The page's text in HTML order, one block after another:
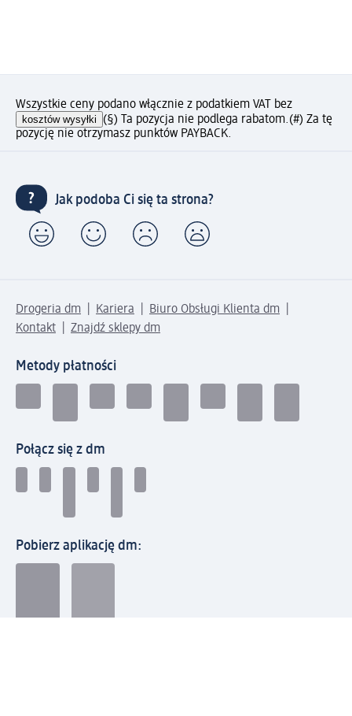
Wszystkie ceny podano włącznie z podatkiem VAT bez
kosztów wysyłki (§) Ta pozycja nie podlega rabatom.(#) Za tę
pozycję nie otrzymasz punktów PAYBACK.
Jak podoba Ci się ta strona?
Drogeria dm Kariera
Biuro Obsługi Klienta dm
Kontakt
Znajdź sklepy dm
Metody płatności
Połącz się z dm
Pobierz aplikację dm: